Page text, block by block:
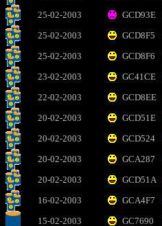
25-02-2003
GCD93E
25-02-2003
GCD8F5
25-02-2003
GCD8F6
23-02-2003
GC41CE
22-02-2003
GCD8EE
20-02-2003
GCD51E
20-02-2003
GCD524
20-02-2003
GCA287
20-02-2003
GCD51A
16-02-2003
GCA4F7
15-02-2003
GC7690